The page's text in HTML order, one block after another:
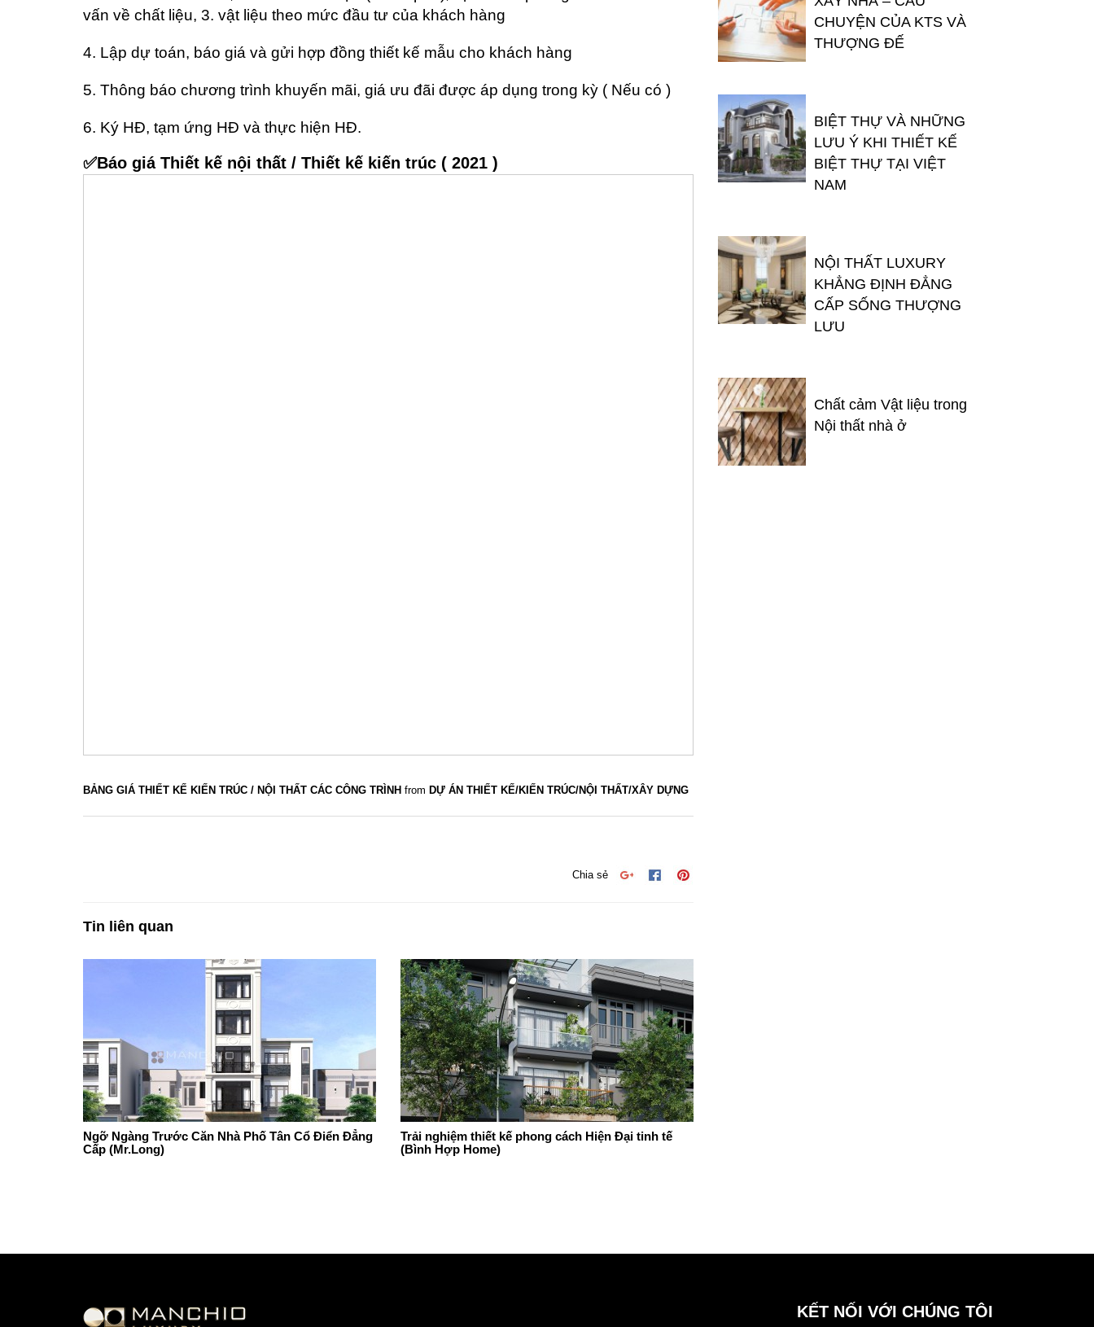
vấn về chất liệu, 3. vật liệu theo mức đầu tư của khách hàng
4. Lập dự toán, báo giá và gửi hợp đồng thiết kế mẫu cho khách hàng
5. Thông báo chương trình khuyến mãi, giá ưu đãi được áp dụng trong kỳ ( Nếu có )
6. Ký HĐ, tạm ứng HĐ và thực hiện HĐ.
✅Báo giá Thiết kế nội thất / Thiết kế kiến trúc ( 2021 )
BẢNG GIÁ THIẾT KẾ KIẾN TRÚC / NỘI THẤT CÁC CÔNG TRÌNH from DỰ ÁN THIẾT KẾ/KIẾN TRÚC/NỘI THẤT/XÂY DỰNG
Chia sẻ
Tin liên quan
Ngỡ Ngàng Trước Căn Nhà Phố Tân Cổ Điển Đẳng
Cấp (Mr.Long)
Trải nghiệm thiết kế phong cách Hiện Đại tinh tế
(Bình Hợp Home)
CHUYỆN CỦA KTS VÀ
THƯỢNG ĐẾ
BIỆT THỰ VÀ NHỮNG
LƯU Ý KHI THIẾT KẾ
BIỆT THỰ TẠI VIỆT
NAM
NỘI THẤT LUXURY
KHẲNG ĐỊNH ĐẲNG
CẤP SỐNG THƯỢNG
LƯU
Chất cảm Vật liệu trong
Nội thất nhà ở
KẾT NỐI VỚI CHÚNG TÔI